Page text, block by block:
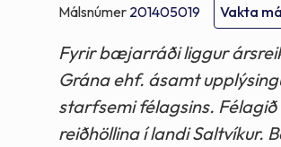
Málsnúmer 201405019 Vakta
Fyrir bæjarráði liggur
Grána ehf. ásamt
starfsemi félagsins. Félagið
reiðhöllina í landi Saltvíkur.